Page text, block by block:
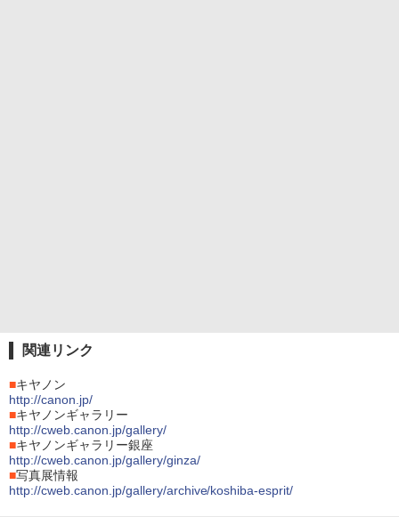
関連リンク
■キヤノン
http://canon.jp/
■キヤノンギャラリー
http://cweb.canon.jp/gallery/
■キヤノンギャラリー銀座
http://cweb.canon.jp/gallery/ginza/
■写真展情報
http://cweb.canon.jp/gallery/archive/koshiba-esprit/